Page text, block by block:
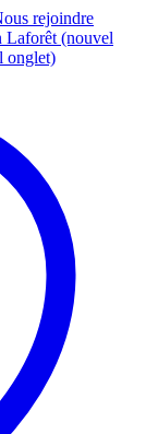
rejoindre
Laforêt (nouvel
onglet)